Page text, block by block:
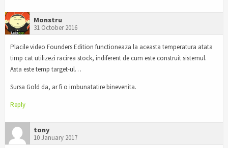
Monstru
31 October 2016
Placile video Founders Edition functioneaza la aceasta temperatura atata
timp cat utilizezi racirea stock, indiferent de cum este construit sistemul.
Asta este temp target-ul…
Sursa Gold da, ar fi o imbunatatire binevenita.
Reply
tony
10 January 2017